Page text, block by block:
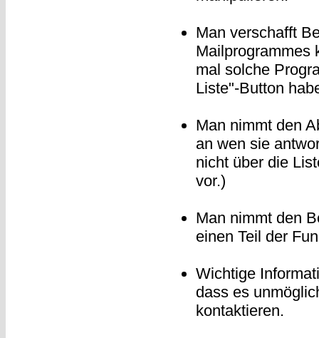
Man verschafft
Mailprogrammes
mal solche
Liste"-Button
Man nimmt den
an wen sie
nicht über die
vor.)
Man nimmt den
einen Teil der
Wichtige
dass es
kontaktieren.